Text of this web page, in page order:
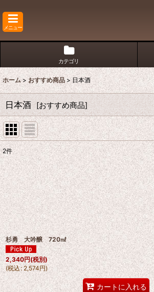
メニュー
カテゴリ
ホーム > おすすめ商品 > 日本酒
日本酒 [おすすめ商品]
サブカテゴリ:
表示数:
並び順:
2件
杉勇 大吟醸 720㎖
2,340円(税別)
(税込: 2,574円)
カートに入れる